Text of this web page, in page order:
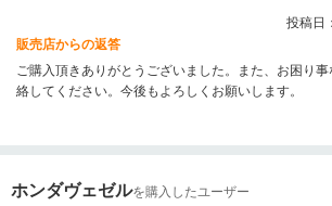
投稿日
販売店からの返答
ご購入頂きありがとうございました。また、お困り
絡してください。今後もよろしくお願いします。
ホンダヴェゼルを購入したユーザー